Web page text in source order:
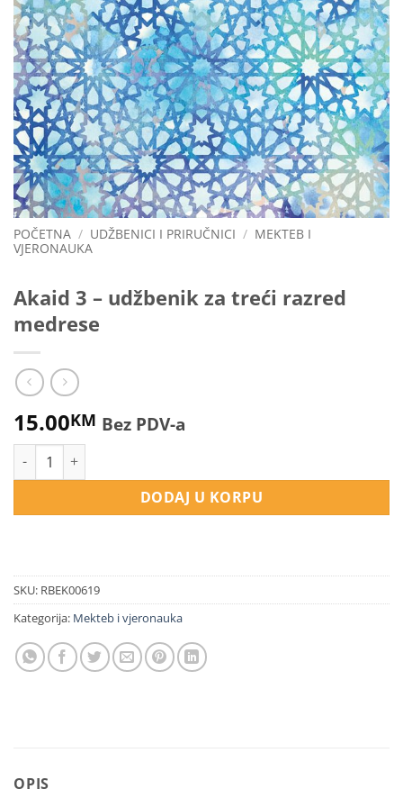
POČETNA / UDŽBENICI I PRIRUČNICI / MEKTEB I
VJERONAUKA
Akaid 3 – udžbenik za treći razred
medrese
15.00KM Bez PDV-a
Akaid 3 - udžbenik za treći razred medrese količina
DODAJ U KORPU
SKU: RBEK00619
Kategorija: Mekteb i vjeronauka
OPIS